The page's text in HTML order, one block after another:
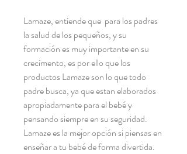
Lamaze,entiende que para los padres
la salud de los pequeños, y su
formación es muy importante en su
crecimento, es por ello que los
productos Lamaze son lo que todo
padre busca, ya que estan elaborados
apropiadamente para el bebé y
pensando siempre en su seguridad.
Lamaze es la mejor opción si piensas en
enseñar a tu bebé de forma divertida.